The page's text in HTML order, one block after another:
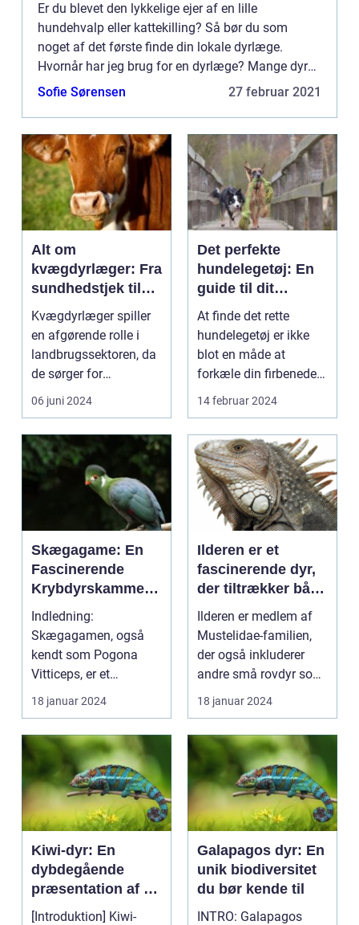
Er du blevet den lykkelige ejer af en lille
hundehvalp eller kattekilling? Så bør du som
noget af det første finde din lokale dyrlæge.
Hvornår har jeg brug for en dyrlæge? Mange dyre
ejere tror fejlagtigt at dyrlægen kun er til for
Sofie Sørensen 27 februar 2021
Alt om
kvægdyrlæger: Fra
sundhedstjek til
sygdomsbehandli
Kvægdyrlæger spiller
en afgørende rolle i
landbrugssektoren, da
de sørger for
sundheden og
velfærden...
06 juni 2024
Det perfekte
hundelegetøj: En
guide til dit
kæledyrs glæde
og trivsel
At finde det rette
hundelegetøj er ikke
blot en måde at
forkæle din firbenede
ven; det er en essenti...
14 februar 2024
Skægagame: En
Fascinerende
Krybdyrskammera
t
Indledning:
Skægagamen, også
kendt som Pogona
Vitticeps, er et
fascinerende krybdyr,
som har vundet...
18 januar 2024
Ilderen er et
fascinerende dyr,
der tiltrækker både
dyreejere og
dyreelskere på
grund af sin
unikke
personlighed og
charme
Ilderen er medlem af
Mustelidae-familien,
der også inkluderer
andre små rovdyr som
mår, odder og græ...
18 januar 2024
Kiwi-dyr: En
dybdegående
præsentation af en
unik fugleart
[Introduktion] Kiwi-
Galapagos dyr: En
unik biodiversitet
du bør kende til
INTRO: Galapagos